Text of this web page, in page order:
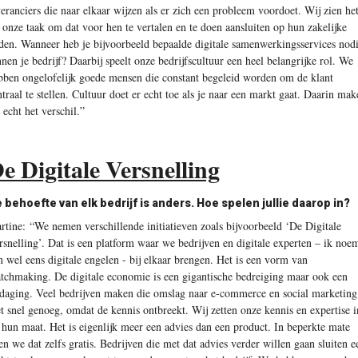
die naar elkaar wijzen als er zich een probleem voordoet. Wij zien het
onze taak om dat voor hen te vertalen en te doen aansluiten op hun zakelijke
Wanneer heb je bijvoorbeeld bepaalde digitale samenwerkingsservices
je bedrijf? Daarbij speelt onze bedrijfscultuur een heel belangrijke rol. We
ongelofelijk goede mensen die constant begeleid worden om de klant
te stellen. Cultuur doet er echt toe als je naar een markt gaat. Daarin
echt het verschil.”
Digitale Versnelling
behoefte van elk bedrijf is anders. Hoe spelen jullie daarop in?
“We nemen verschillende initiatieven zoals bijvoorbeeld ‘De Digitale
Dat is een platform waar we bedrijven en digitale experten – ik
wel eens digitale engelen - bij elkaar brengen. Het is een vorm van
De digitale economie is een gigantische bedreiging maar ook een
Veel bedrijven maken die omslag naar e-commerce en social marketing
snel genoeg, omdat de kennis ontbreekt. Wij zetten onze kennis en expertise
maat. Het is eigenlijk meer een advies dan een product. In beperkte mate
we dat zelfs gratis. Bedrijven die met dat advies verder willen gaan sluiten